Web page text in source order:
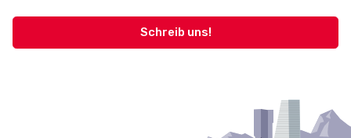
Schreib uns!